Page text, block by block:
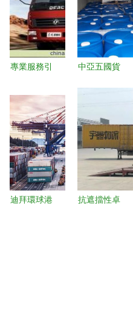
專業服務引
——探訪上
海慧佳貨物
運輸代理
中亞五國貨
代理的全景
解析
迪拜環球港
抗遮擋性卓